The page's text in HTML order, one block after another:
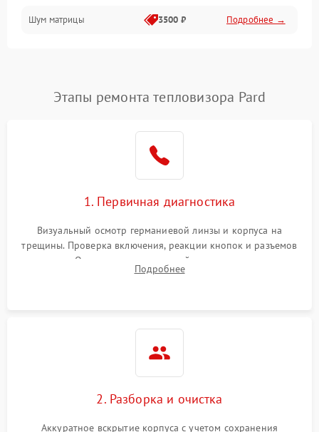
Проблемы питания
Сбои коммуникаций и интерфейсов
Экран (дисплей)
Шум матрицы 3500 ₽ Подробнее →
Этапы ремонта тепловизора Pard
1. Первичная диагностика
Визуальный осмотр германиевой линзы и корпуса на
трещины. Проверка включения, реакции кнопок и разъемов
зарядки. Оценка вывода тепловой сигнатуры на экран,
проверка базовых функций и считывание системных
Подробнее
2. Разборка и очистка
Аккуратное вскрытие корпуса с учетом сохранения